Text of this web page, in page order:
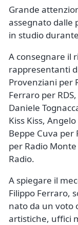
Grande
assegnato dalle
in studio
A consegnare il
rappresentanti
Provenziani per
Ferraro per
Daniele
Kiss Kiss,
Beppe Cuva per
per Radio
Radio.
A spiegare il
Filippo Ferraro,
nato da un voto
artistiche, uffici